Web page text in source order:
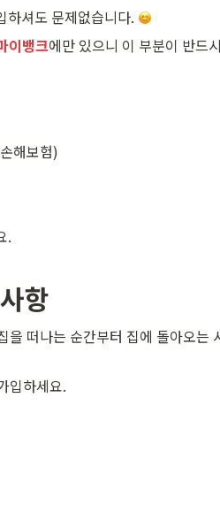
하셔도 문제없습니다.
이뱅크에만 있으니 이 부분이 반드
해보험)
.
항
을 떠나는 순간부터 집에 돌아오는
입하세요.